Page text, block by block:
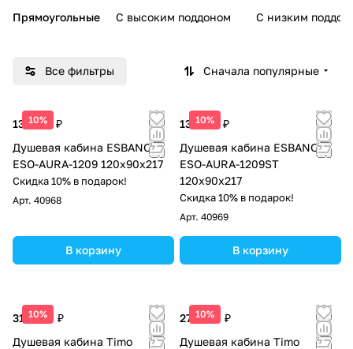
Прямоугольные С высоким поддоном С низким
Все фильтры Сначала популярные
10%
135 150 ₽
Душевая кабина ESBANO
ESO-AURA-1209 120х90х217
Скидка 10% в подарок!
Арт. 40968
В корзину
10%
135 150 ₽
Душевая кабина ESBANO
ESO-AURA-1209ST
120х90х217
Скидка 10% в подарок!
Арт. 40969
В корзину
10%
313 300 ₽
Душевая кабина Timo
10%
271 800 ₽
Душевая кабина Timo